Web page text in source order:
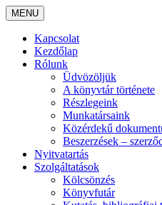
MENU
Kapcsolat
Kezdőlap
Rólunk
Üdvözöljük
A könyvtár története
Részlegeink
Munkatársaink
Közérdekű
Beszerzések –
Nyitvatartás
Szolgáltatások
Kölcsönzés
Könyvfutár